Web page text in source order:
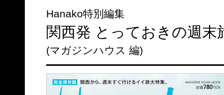
Hanako特別編集
関西発 とっておきの週末
(マガジンハウス 編)